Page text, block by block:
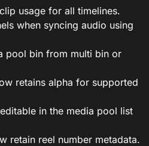
usage for all timelines.
when syncing audio using
pool bin from multi bin or
retains alpha for supported
in the media pool list
retain reel number metadata.